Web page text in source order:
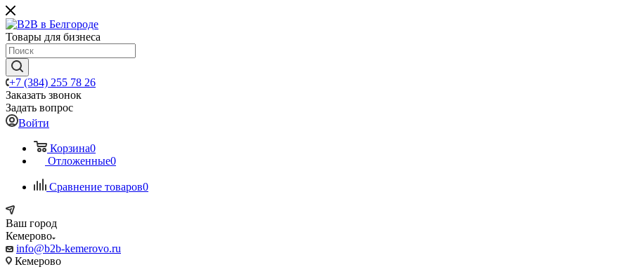
Товары для бизнеса
+7 (384) 255 78 26
Заказать звонок
Задать вопрос
Войти
Корзина0
Отложенные0
Сравнение товаров0
Ваш город
Кемерово
info@b2b-kemerovo.ru
Кемерово